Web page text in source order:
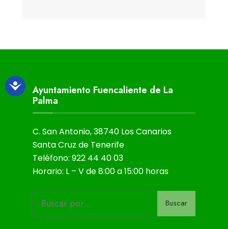
Ayuntamiento Fuencaliente de La
Palma
C. San Antonio, 38740 Los Canarios
Santa Cruz de Tenerife
Teléfono: 922 44 40 03
Horario: L – V de 8:00 a 15:00 horas
Buscar